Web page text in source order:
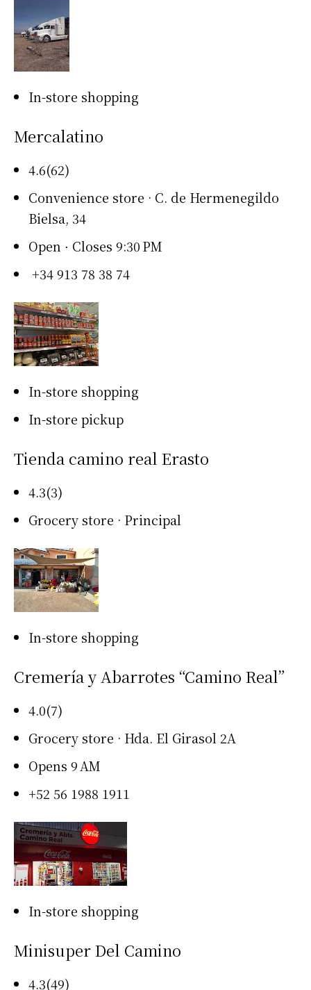
In-store shopping
Mercalatino
4.6(62)
Convenience store · C. de Hermenegildo
Bielsa, 34
Open ⋅ Closes 9:30 PM
+34 913 78 38 74
In-store shopping
In-store pickup
Tienda camino real Erasto
4.3(3)
Grocery store · Principal
In-store shopping
Cremería y Abarrotes “Camino Real”
4.0(7)
Grocery store · Hda. El Girasol 2A
Opens 9 AM
+52 56 1988 1911
In-store shopping
Minisuper Del Camino
4.3(49)